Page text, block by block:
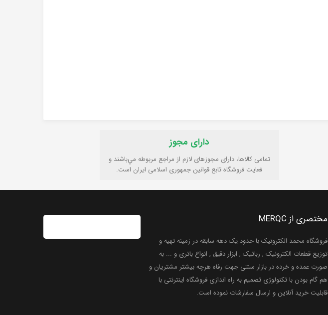
دارای مجوز
تمامی كالاها، دارای مجوزهای لازم از مراجع مربوطه مي‌باشند و
فعایت فروشگاه تابع قوانين جمهوری اسلامی ايران است.
مختصری از MERQC
فروشگاه محمد الکترونیک با حدود یک دهه سابقه در زمینه تهیه و
توزیع قطعات الکترونیک , رباتیک , ابزار دقیق , انواع باتری و ... به
صورت عمده و خرده در بازار سنتی جهت رفاه هرچه بیشتر مشتریان و
هم گام بودن با تکنولوژی تصمیم به راه اندازی فروشگاه اینترنتی با
قابلیت خرید آنلاین و ارسال سفارشات نموده است.